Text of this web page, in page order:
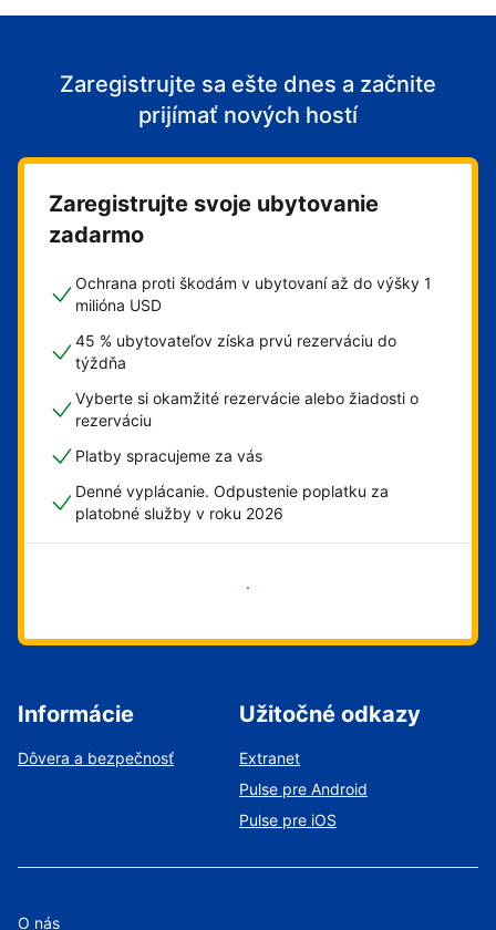
Zaregistrujte sa ešte dnes a začnite
prijímať nových hostí
Zaregistrujte svoje ubytovanie
zadarmo
Ochrana proti škodám v ubytovaní až do výšky 1
milióna USD
45 % ubytovateľov získa prvú rezerváciu do
týždňa
Vyberte si okamžité rezervácie alebo žiadosti o
rezerváciu
Platby spracujeme za vás
Denné vyplácanie. Odpustenie poplatku za
platobné služby v roku 2026
Informácie
Dôvera a bezpečnosť
Užitočné odkazy
Extranet
Pulse pre Android
Pulse pre iOS
O nás